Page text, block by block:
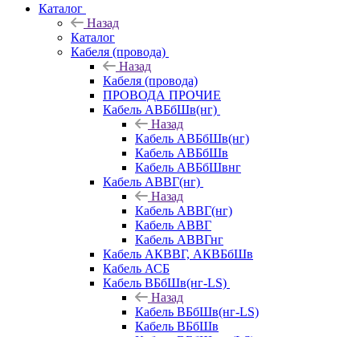
Каталог
Назад
Каталог
Кабеля (провода)
Назад
Кабеля (провода)
ПРОВОДА ПРОЧИЕ
Кабель АВБбШв(нг)
Назад
Кабель АВБбШв(нг)
Кабель АВБбШв
Кабель АВБбШвнг
Кабель АВВГ(нг)
Назад
Кабель АВВГ(нг)
Кабель АВВГ
Кабель АВВГнг
Кабель АКВВГ, АКВБбШв
Кабель АСБ
Кабель ВБбШв(нг-LS)
Назад
Кабель ВБбШв(нг-LS)
Кабель ВБбШв